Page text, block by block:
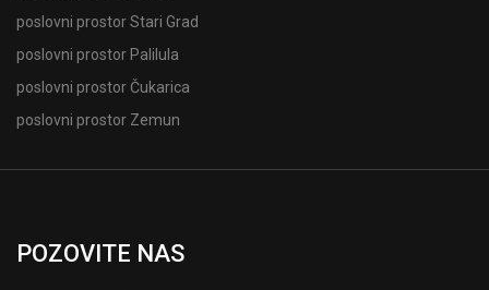
poslovni prostor Stari Grad
poslovni prostor Palilula
poslovni prostor Čukarica
poslovni prostor Zemun
POZOVITE NAS